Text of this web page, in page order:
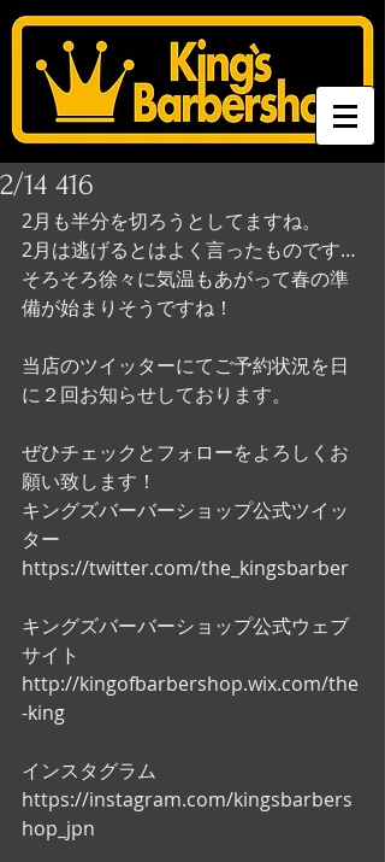
2/14 416
2月も半分を切ろうとしてますね。
2月は逃げるとはよく言ったものです…
そろそろ徐々に気温もあがって春の準
備が始まりそうですね！
当店のツイッターにてご予約状況を日
に２回お知らせしております。
ぜひチェックとフォローをよろしくお
願い致します！
キングズバーバーショップ公式ツイッ
ター
https://twitter.com/the_kingsbarber
キングズバーバーショップ公式ウェブ
サイト
http://kingofbarbershop.wix.com/the
-king
インスタグラム
https://instagram.com/kingsbarbers
hop_jpn